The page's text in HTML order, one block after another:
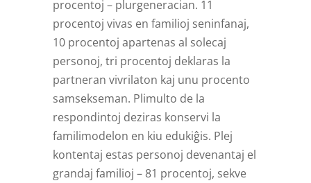
procentoj – plurgeneracian. 11
procentoj vivas en familioj seninfanaj,
10 procentoj apartenas al solecaj
personoj, tri procentoj deklaras la
partneran vivrilaton kaj unu procento
samsekseman. Plimulto de la
respondintoj deziras konservi la
familimodelon en kiu edukiĝis. Plej
kontentaj estas personoj devenantaj el
grandaj familioj – 81 procentoj, sekve